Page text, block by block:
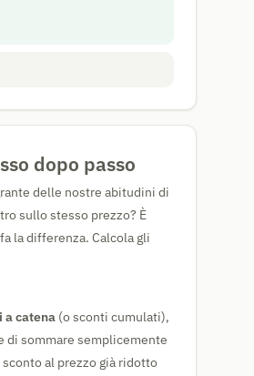
dopo passo
delle nostre abitudini di
sullo stesso prezzo? È
la differenza. Calcola gli
a catena (o sconti cumulati),
di sommare semplicemente
al prezzo già ridotto